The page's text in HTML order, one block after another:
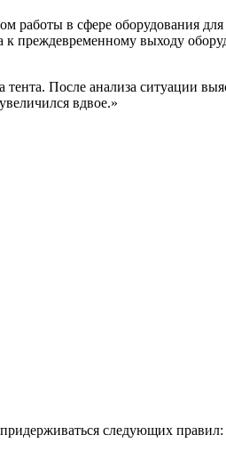
в сфере оборудования для
преждевременному выходу
После анализа ситуации
вдвое.»
следующих правил: